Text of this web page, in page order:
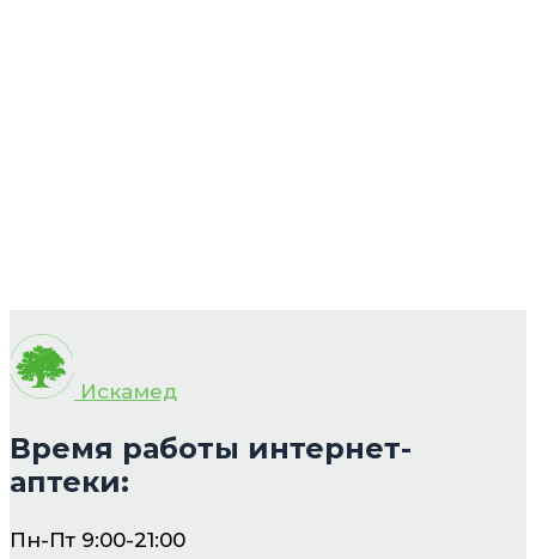
Искамед
Время работы интернет-
аптеки:
Пн-Пт 9:00-21:00